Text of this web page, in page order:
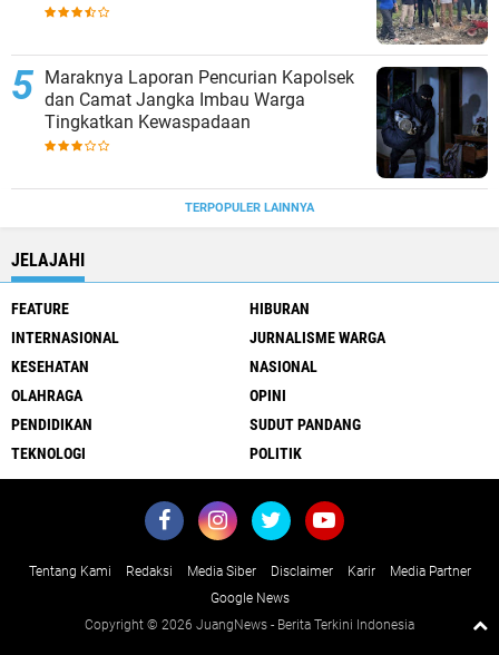
Maraknya Laporan Pencurian Kapolsek
dan Camat Jangka Imbau Warga
Tingkatkan Kewaspadaan
TERPOPULER LAINNYA
JELAJAHI
FEATURE
HIBURAN
INTERNASIONAL
JURNALISME WARGA
KESEHATAN
NASIONAL
OLAHRAGA
OPINI
PENDIDIKAN
SUDUT PANDANG
TEKNOLOGI
POLITIK
Tentang Kami Redaksi Media Siber Disclaimer Karir
Media Partner
Google News
Copyright © 2026 JuangNews - Berita Terkini Indonesia